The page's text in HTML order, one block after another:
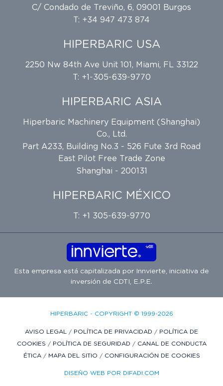
C/ Condado de Treviño, 6, 09001 Burgos
T: +34 947 473 874
HIPERBARIC USA
2250 Nw 84th Ave Unit 101, Miami, FL 33122
T: +1-305-639-9770
HIPERBARIC ASIA
Hiperbaric Machinery Equipment (Shanghai)
Co., Ltd.
Part A233, Building No.3 - 526 Fute 3rd Road
East Pilot Free Trade Zone
Shanghai - 200131
HIPERBARIC MÉXICO
T: +1 305-639-9770
Esta empresa está capitalizada por Innvierte , iniciativa de
inversión de CDTI, E.P.E.
HIPERBARIC - COPYRIGHT © 1999-2026
AVISO LEGAL / POLÍTICA DE PRIVACIDAD / POLÍTICA DE
COOKIES / POLÍTICA DE SEGURIDAD / CANAL DE CONDUCTA
ÉTICA / MAPA DEL SITIO / CONFIGURACIÓN DE COOKIES
DISEÑO WEB POR DIFADI.COM